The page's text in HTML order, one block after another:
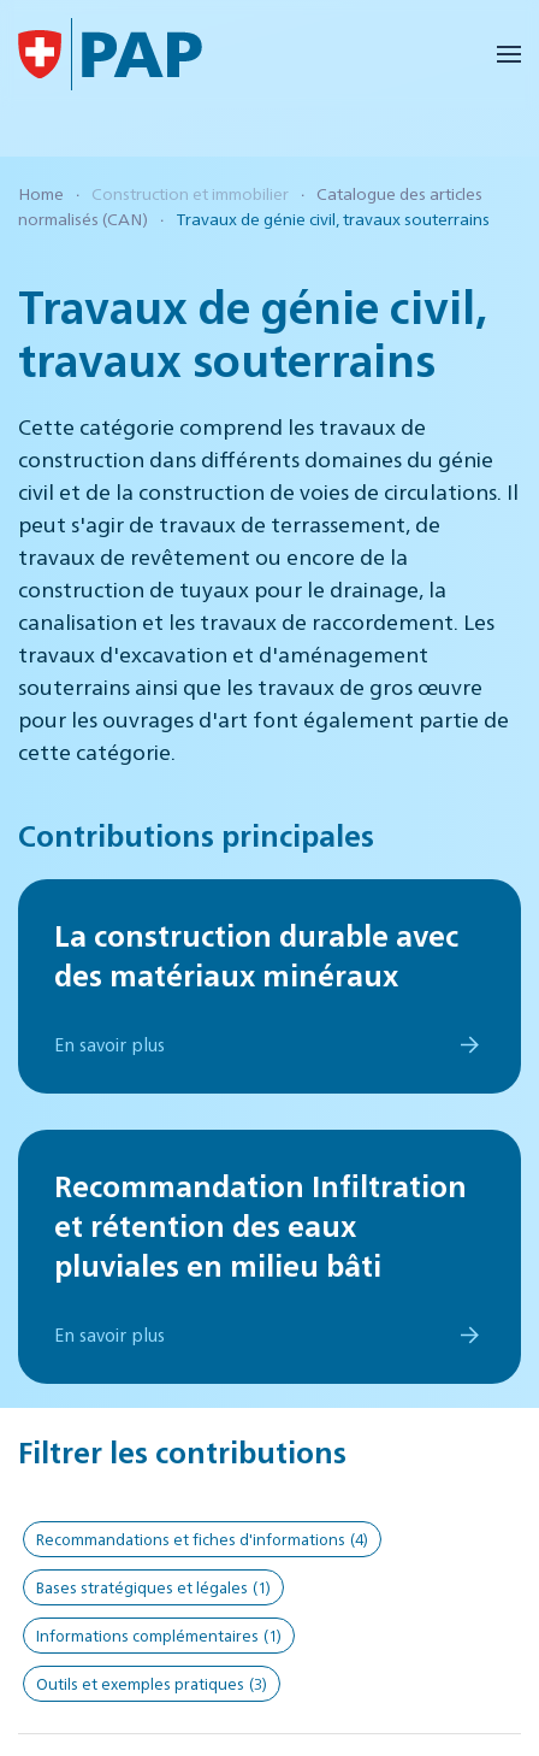
Accéder au contenu principal
Home Construction et immobilier
Catalogue des articles
normalisés (CAN)
Travaux de génie civil, travaux souterrains
Travaux de génie civil,
travaux souterrains
Cette catégorie comprend les travaux de
construction dans différents domaines du génie
civil et de la construction de voies de circulations. Il
peut s'agir de travaux de terrassement, de
travaux de revêtement ou encore de la
construction de tuyaux pour le drainage, la
canalisation et les travaux de raccordement. Les
travaux d'excavation et d'aménagement
souterrains ainsi que les travaux de gros œuvre
pour les ouvrages d'art font également partie de
cette catégorie.
Contributions principales
La construction durable avec
des matériaux minéraux
En savoir plus
Recommandation Infiltration
et rétention des eaux
pluviales en milieu bâti
En savoir plus
Filtrer les contributions
Recommandations et fiches d'informations (4)
Bases stratégiques et légales (1)
Informations complémentaires (1)
Outils et exemples pratiques (3)